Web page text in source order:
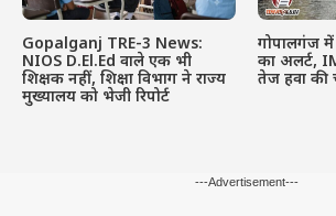
Gopalganj TRE-3 News:
NIOS D.El.Ed वाले एक भी
शिक्षक नहीं, शिक्षा विभाग ने राज्य
मुख्यालय को भेजी रिपोर्ट
गोपालगंज
का अलर्ट,
तेज हवा की
---Advertisement---